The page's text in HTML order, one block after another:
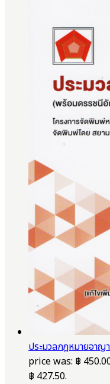
ประมวลกฎหมายอา
price was: ฿
฿ 427.50.